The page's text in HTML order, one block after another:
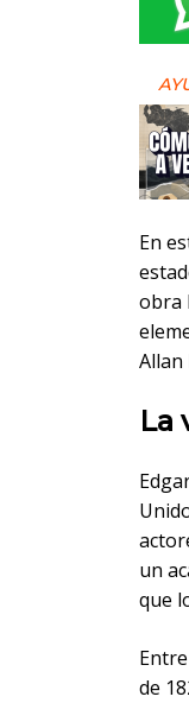
En
obra
Allan
La
un
que
de